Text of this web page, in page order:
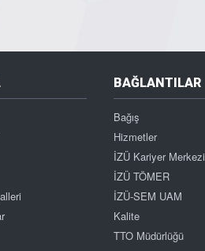
BAĞLANTILAR
Bağış
Hizmetler
İZÜ Kariyer Merkezi
İZÜ TÖMER
İZÜ-SEM UAM
Kalite
TTO Müdürlüğü